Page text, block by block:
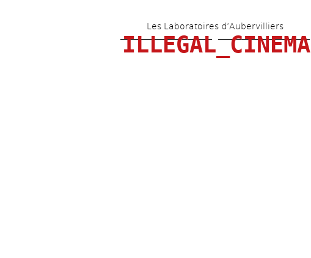
Les Laboratoires d’Aubervilliers
ILLEGAL_CINEMA